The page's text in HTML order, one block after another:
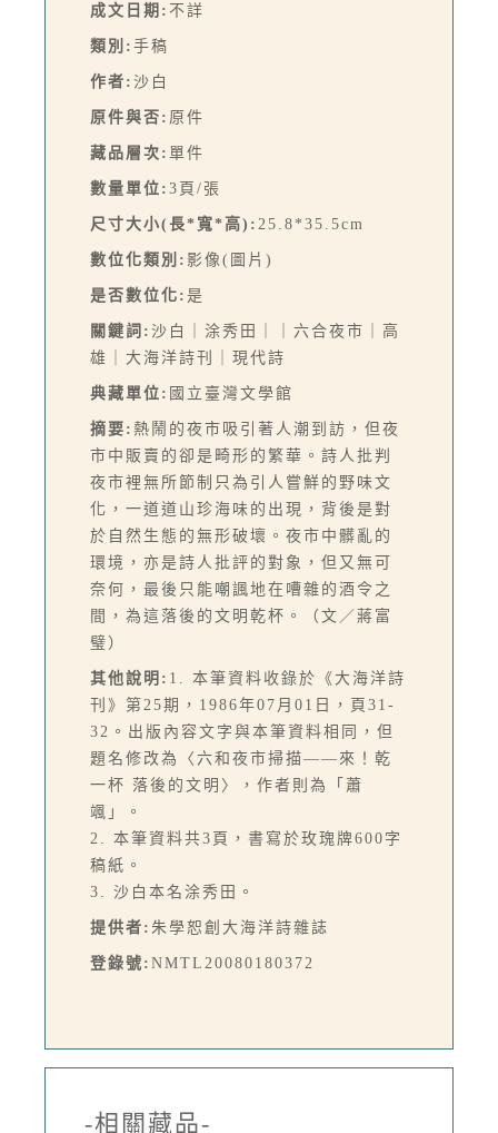
成文日期: 不詳
類別: 手稿
作者: 沙白
原件與否: 原件
藏品層次: 單件
數量單位: 3頁/張
尺寸大小(長*寬*高): 25.8*35.5cm
數位化類別: 影像(圖片)
是否數位化: 是
關鍵詞: 沙白｜涂秀田｜｜六合夜市｜高
雄｜大海洋詩刊｜現代詩
典藏單位: 國立臺灣文學館
摘要: 熱鬧的夜市吸引著人潮到訪，但夜
市中販賣的卻是畸形的繁華。詩人批判
夜市裡無所節制只為引人嘗鮮的野味文
化，一道道山珍海味的出現，背後是對
於自然生態的無形破壞。夜市中髒亂的
環境，亦是詩人批評的對象，但又無可
奈何，最後只能嘲諷地在嘈雜的酒令之
間，為這落後的文明乾杯。（文／蔣富
璧）
其他說明: 1. 本筆資料收錄於《大海洋詩
刊》第25期，1986年07月01日，頁31-
32。出版內容文字與本筆資料相同，但
題名修改為〈六和夜市掃描——來！乾
一杯 落後的文明〉，作者則為「蕭
颯」。
2. 本筆資料共3頁，書寫於玫瑰牌600字
稿紙。
3. 沙白本名涂秀田。
提供者: 朱學恕創大海洋詩雜誌
登錄號: NMTL20080180372
-相關藏品-